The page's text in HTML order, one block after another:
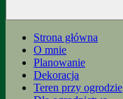
Strona główna
O mnie
Planowanie
Dekoracja
Teren przy ogrodzie